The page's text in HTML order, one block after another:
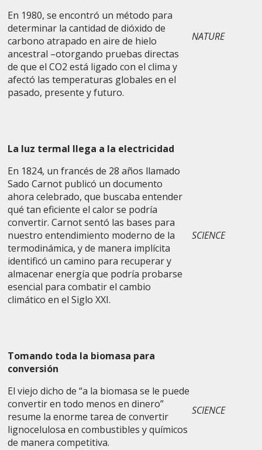
En 1980, se encontró un método para
determinar la cantidad de dióxido de
carbono atrapado en aire de hielo
ancestral –otorgando pruebas directas
de que el CO2 está ligado con el clima y
afectó las temperaturas globales en el
pasado, presente y futuro.
NATURE
La luz termal llega a la electricidad
En 1824, un francés de 28 años llamado
Sado Carnot publicó un documento
ahora celebrado, que buscaba entender
qué tan eficiente el calor se podría
convertir. Carnot sentó las bases para
nuestro entendimiento moderno de la
termodinámica, y de manera implícita
identificó un camino para recuperar y
almacenar energía que podría probarse
esencial para combatir el cambio
climático en el Siglo XXI.
SCIENCE
Tomando toda la biomasa para
conversión
El viejo dicho de “a la biomasa se le puede
convertir en todo menos en dinero”
resume la enorme tarea de convertir
lignocelulosa en combustibles y químicos
de manera competitiva.
SCIENCE